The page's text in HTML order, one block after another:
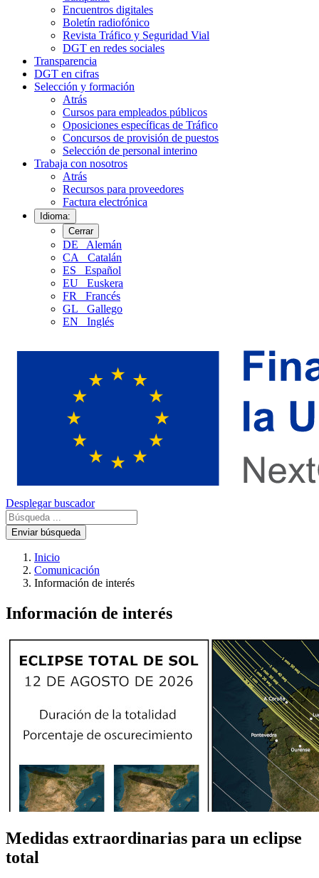
Encuentros digitales
Boletín radiofónico
Revista Tráfico y Seguridad Vial
DGT en redes sociales
Transparencia
DGT en cifras
Selección y formación
Atrás
Cursos para empleados públicos
Oposiciones específicas de Tráfico
Concursos de provisión de puestos
Selección de personal interino
Trabaja con nosotros
Atrás
Recursos para proveedores
Factura electrónica
Idioma:
Cerrar
DE
Alemán
CA
Catalán
ES
Español
EU
Euskera
FR
Francés
GL
Gallego
EN
Inglés
Desplegar buscador
Enviar búsqueda
Inicio
Comunicación
Información de interés
Información de interés
Medidas extraordinarias para un eclipse
total